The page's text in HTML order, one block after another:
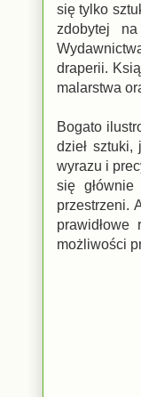
się tylko
zdobytej
draperii.
malarstwa
Bogato
dzieł
wyrazu i
się
przestrzeni.
możliwości